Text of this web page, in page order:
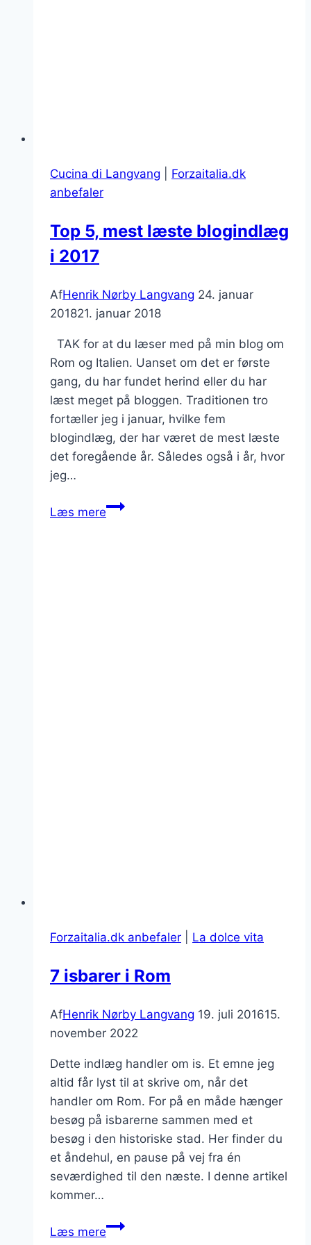
Cucina di Langvang
Forzaitalia.dk
anbefaler
Top 5, mest læste blogindlæg
i 2017
AfHenrik Nørby Langvang 24. januar
201821. januar 2018
TAK for at du læser med på min blog om
Rom og Italien. Uanset om det er første
gang, du har fundet herind eller du har
læst meget på bloggen. Traditionen tro
fortæller jeg i januar, hvilke fem
blogindlæg, der har været de mest læste
det foregående år. Således også i år, hvor
jeg…
Læs mereTop
Forzaitalia.dk anbefaler La dolce vita
7 isbarer i Rom
AfHenrik Nørby Langvang 19. juli 201615.
november 2022
Dette indlæg handler om is. Et emne jeg
altid får lyst til at skrive om, når det
handler om Rom. For på en måde hænger
besøg på isbarerne sammen med et
besøg i den historiske stad. Her finder du
et åndehul, en pause på vej fra én
seværdighed til den næste. I denne artikel
kommer…
Læs mere7